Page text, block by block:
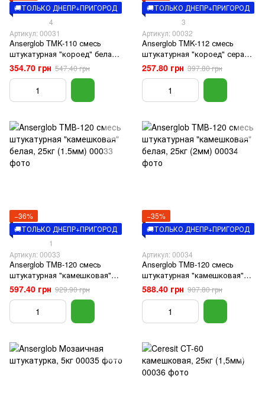
🚚ТОЛЬКО ДНЕПР+ПРИГОРОД
4
Артикул: 00031
Anserglob TMK-110 смесь
штукатурная "короед" белая,
25кг (2,5мм)
354.70 грн 547.40 грн
🚚ТОЛЬКО ДНЕПР+ПРИГОРОД
3
Артикул: 00032
Anserglob TMK-112 смесь
штукатурная "короед" серая,
25кг (2,5мм)
257.80 грн 397.80 грн
−36%
🚚ТОЛЬКО ДНЕПР+ПРИГОРОД
1
Артикул: 00033
Anserglob TMВ-120 смесь
штукатурная "камешковая"
белая, 25кг (1.5мм)
597.40 грн 929.90 грн
−35%
🚚ТОЛЬКО ДНЕПР+ПРИГОРОД
Артикул: 00034
Anserglob TMВ-120 смесь
штукатурная "камешковая"
белая, 25кг (2мм)
588.40 грн 907.80 грн